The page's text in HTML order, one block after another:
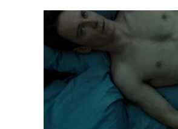
ALLENO
KEPTI
PICĄ
–
FILMAS
ROMĄ